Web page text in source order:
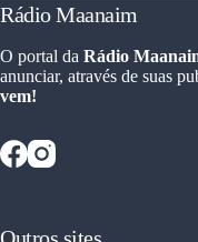
Rádio Maanaim
O portal da Rádio
anunciar, através de suas
vem!